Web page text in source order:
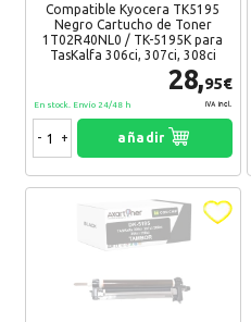
Compatible Kyocera TK5195
Negro Cartucho de Toner
1T02R40NL0 / TK-5195K para
TasKalfa 306ci, 307ci, 308ci
28,95€
IVA Incl.
En stock. Envío 24/48 h
- + añadir